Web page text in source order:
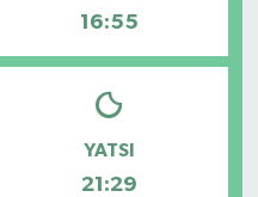
16:55
YATSI
21:29